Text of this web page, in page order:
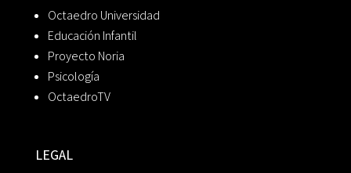
Octaedro Universidad
Educación Infantil
Proyecto Noria
Psicología
OctaedroTV
LEGAL